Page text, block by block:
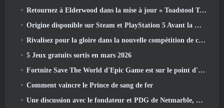
Retournez à Elderwood dans la mise à jour « Toadstool Tales » de Palia
Origine disponible sur Steam et PlayStation 5 Avant la marche 23 Lancement
Rivalisez pour la gloire dans la nouvelle compétition de champions d'Eridu's Hollow dans la prochaine mise à jour de Zenless Zone Zero
5 Jeux gratuits sortis en mars 2026
Fortnite Save The World d'Epic Game est sur le point d'être gratuit
Comment vaincre le Prince de sang de fer
Une discussion avec le fondateur et PDG de Netmarble, Ken Kim, à propos de MONGIL: Plongée dans les étoiles